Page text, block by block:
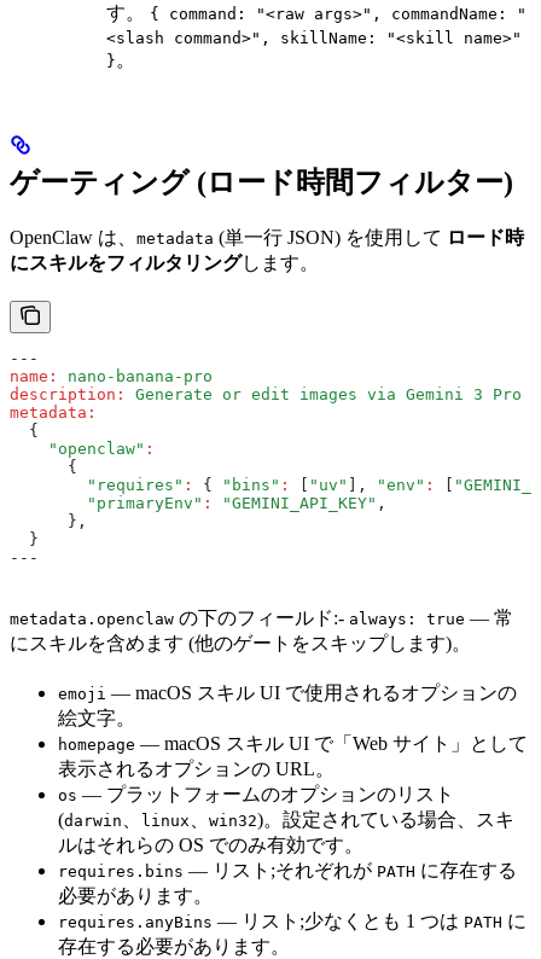
す。
{ command: "<raw args>", commandName: "
<slash command>", skillName: "<skill name>"
} 。
ゲーティング (ロード時間フィルター)
OpenClaw は、 metadata (単一行 JSON) を使用して ロード時
にスキルをフィルタリングします。
---
name :
nano-banana-pro
description :
Generate or edit images via Gemini 3 Pro
metadata :
  {
    "openclaw"
:
      {
        "requires"
: { "bins" : [ "uv" ] , "env" : [
        "primaryEnv"
: "GEMINI_API_KEY" ,
      }
,
  }
---
metadata.openclaw の下のフィールド:- always: true — 常
にスキルを含めます (他のゲートをスキップします)。
emoji — macOS スキル UI で使用されるオプションの
絵文字。
homepage — macOS スキル UI で「Web サイト」として
表示されるオプションの URL。
os — プラットフォームのオプションのリスト
(darwin linux win32)。設定されている場合、スキ
ルはそれらの OS でのみ有効です。
requires.bins — リスト;それぞれが PATH に存在する
必要があります。
requires.anyBins — リスト;少なくとも 1 つは PATH に
存在する必要があります。